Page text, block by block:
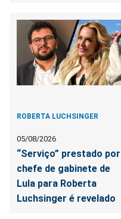
ROBERTA LUCHSINGER
05/08/2026
“Serviço” prestado por
chefe de gabinete de
Lula para Roberta
Luchsinger é revelado